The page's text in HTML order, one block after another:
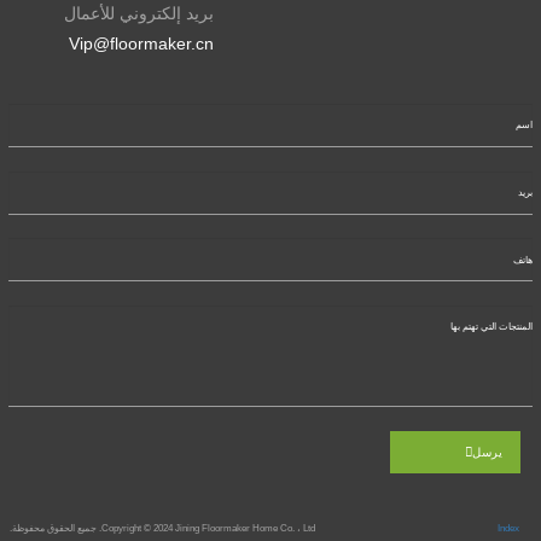
بريد إلكتروني للأعمال
Vip@floormaker.cn
يرسل
Copyright © 2024 Jining Floormaker Home Co. ، Ltd. جميع الحقوق محفوظة. Index